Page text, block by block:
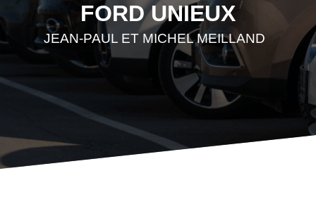
FORD UNIEUX
JEAN-PAUL ET MICHEL MEILLAND